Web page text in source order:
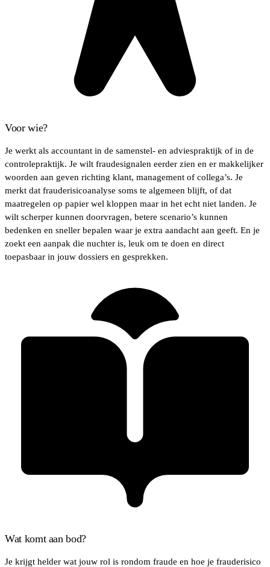
Voor wie?
Je werkt als accountant in de samenstel- en adviespraktijk of in de
controlepraktijk. Je wilt fraudesignalen eerder zien en er makkelijker
woorden aan geven richting klant, management of collega’s. Je
merkt dat frauderisicoanalyse soms te algemeen blijft, of dat
maatregelen op papier wel kloppen maar in het echt niet landen. Je
wilt scherper kunnen doorvragen, betere scenario’s kunnen
bedenken en sneller bepalen waar je extra aandacht aan geeft. En je
zoekt een aanpak die nuchter is, leuk om te doen en direct
toepasbaar in jouw dossiers en gesprekken.
Wat komt aan bod?
Je krijgt helder wat jouw rol is rondom fraude en hoe je frauderisico